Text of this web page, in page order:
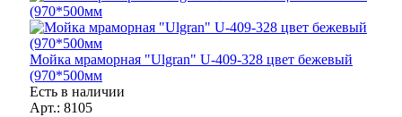
Мойка мраморная "Ulgran" U-409-328 цвет бежевый
(970*500мм
Есть в наличии
Арт.: 8105